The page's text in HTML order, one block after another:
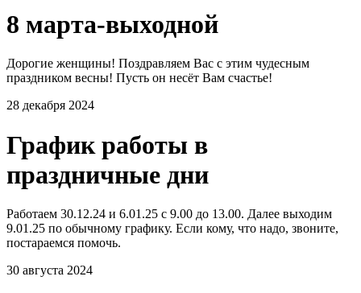
8 марта-выходной
Дорогие женщины! Поздравляем Вас с этим чудесным
праздником весны! Пусть он несёт Вам счастье!
28 декабря 2024
График работы в
праздничные дни
Работаем 30.12.24 и 6.01.25 с 9.00 до 13.00. Далее выходим
9.01.25 по обычному графику. Если кому, что надо, звоните,
постараемся помочь.
30 августа 2024